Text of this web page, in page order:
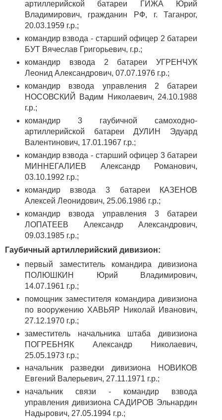
артиллерийской батареи ГИЖА Юрий
Владимирович, гражданин РФ, г. Таганрог,
20.03.1959 г.р.;
командир взвода - старший офицер 2 батареи
БУТ Вячеслав Григорьевич, г.р.;
командир взвода 2 батареи УГРЕНЧУК
Леонид Александрович, 07.07.1976 г.р.;
командир взвода управления 2 батареи
НОСОВСКИЙ Вадим Николаевич, 24.10.1988
г.р.;
командир 3 гаубичной самоходно-
артиллерийской батареи ДУЛИН Эдуард
Валентинович, 17.01.1967 г.р.;
командир взвода - старший офицер 3 батареи
МИННЕГАЛИЕВ Александр Романович,
03.10.1992 г.р.;
командир взвода 3 батареи КАЗЕНОВ
Алексей Леонидович, 25.06.1986 г.р.;
командир взвода управления 3 батареи
ЛОПАТЕЕВ Александр Александрович,
09.03.1985 г.р.;
Гаубичный артиллерийский дивизион:
первый заместитель командира дивизиона
ПОЛЮШКИН Юрий Владимирович,
14.07.1961 г.р.;
помощник заместителя командира дивизиона
по вооружению ХАВЬЯР Николай Иванович,
27.12.1970 г.р.;
заместитель начальника штаба дивизиона
ПОГРЕБНЯК Александр Николаевич,
25.05.1973 г.р.;
начальник разведки дивизиона НОВИКОВ
Евгений Валерьевич, 27.11.1971 г.р.;
начальник связи - командир взвода
управления дивизиона САДИРОВ Эльнардин
Надырович, 27.05.1994 г.р.;